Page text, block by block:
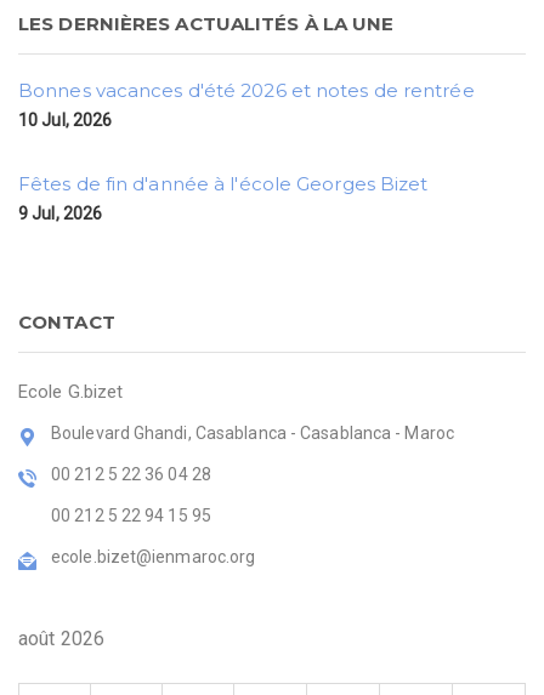
LES DERNIÈRES ACTUALITÉS À LA UNE
Bonnes vacances d'été 2026 et notes de rentrée
10 Jul, 2026
Fêtes de fin d'année à l'école Georges Bizet
9 Jul, 2026
CONTACT
Ecole G.bizet
Boulevard Ghandi, Casablanca - Casablanca - Maroc
00 212 5 22 36 04 28
00 212 5 22 94 15 95
ecole.bizet@ienmaroc.org
août 2026